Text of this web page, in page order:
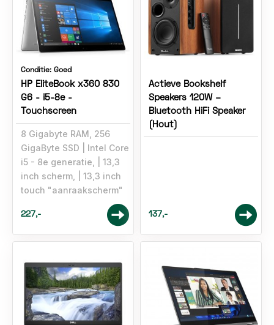
Conditie: Goed
HP EliteBook x360 830
G6 - i5-8e -
Touchscreen
8 Gigabyte RAM, 256
GigaByte SSD
Intel Core
i5 - 8e generatie,
13,3
inch scherm,
13,3 inch
touch "aanraakscherm"
227,-
Actieve Bookshelf
Speakers 120W –
Bluetooth HiFi Speaker
(Hout)
137,-